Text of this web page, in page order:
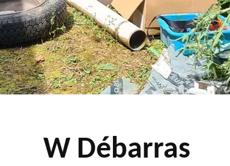
W Débarras